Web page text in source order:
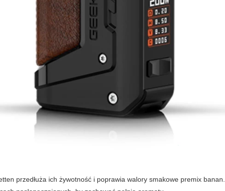
przedłuża ich żywotność i poprawia walory smakowe premix banan.